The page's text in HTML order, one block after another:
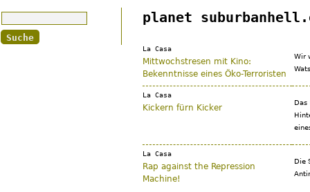
planet
La Casa
Mittwochstresen mit Kino:
Bekenntnisse eines Öko-Terroristen
Wir
La Casa
Kickern fürn Kicker
Das
La Casa
Rap against the Repression
Machine!
Die
Suche